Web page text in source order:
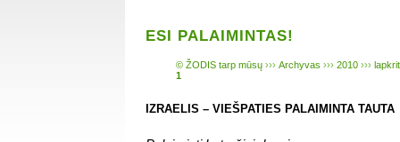
ESI PALAIMINTAS!
© ŽODIS tarp mūsų ››› Archyvas ››› 2010 ›››
1
IZRAELIS – VIEŠPATIES PALAIMINTA TAUTA